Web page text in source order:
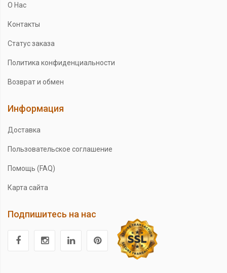
О Нас
Контакты
Статус заказа
Политика конфиденциальности
Возврат и обмен
Информация
Доставка
Пользовательское соглашение
Помощь (FAQ)
Карта сайта
Подпишитесь на нас